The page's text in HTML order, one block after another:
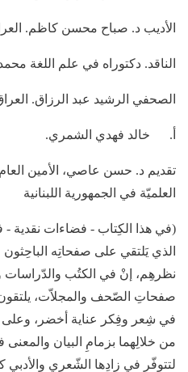
الأديب د. صباح محسن كاظم.
الناقد. دكتوراه في علم اللغة
الصحفي الرشيد عبد الرزاق.
أ‌. خالد فهدي الشمري.
تقديم د. حسن عاصي، الأمين
العلميّة في الجمهورية اللبنانية
(في هذا الكِتاب - فضاءات نقدية
الذي يَلتقي على صفحاتِه
نظرهِم، إنْ في الكتُب والدّراسات
صفحاتِ الصّحف والمجلاّت،
في شِعر وفِكر عناية أخضر، وعلى
من خلالِهما بزمامِ البيان
لتتوفّر في زادِها الشّعري والأدبي